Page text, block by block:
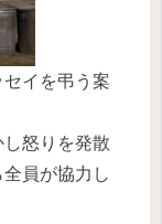
イを弔う案
怒りを発散
員が協力し